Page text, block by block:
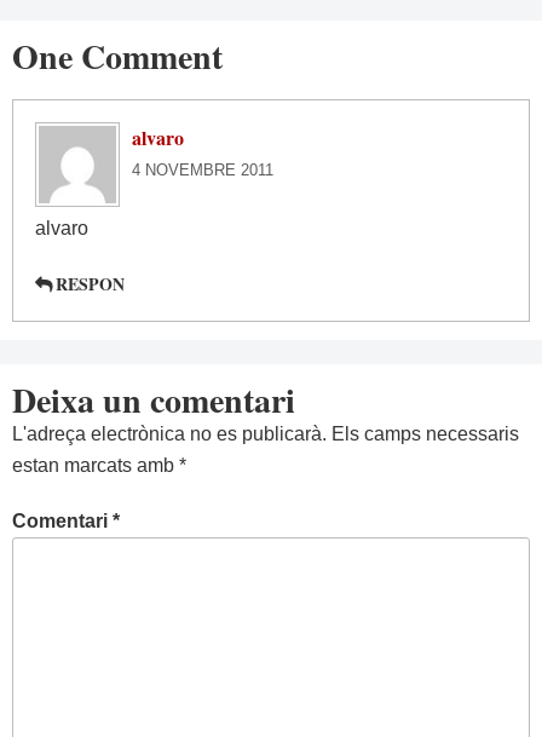
One Comment
alvaro
4 NOVEMBRE 2011
alvaro
RESPON
Deixa un comentari
L'adreça electrònica no es publicarà. Els camps necessaris
estan marcats amb *
Comentari *